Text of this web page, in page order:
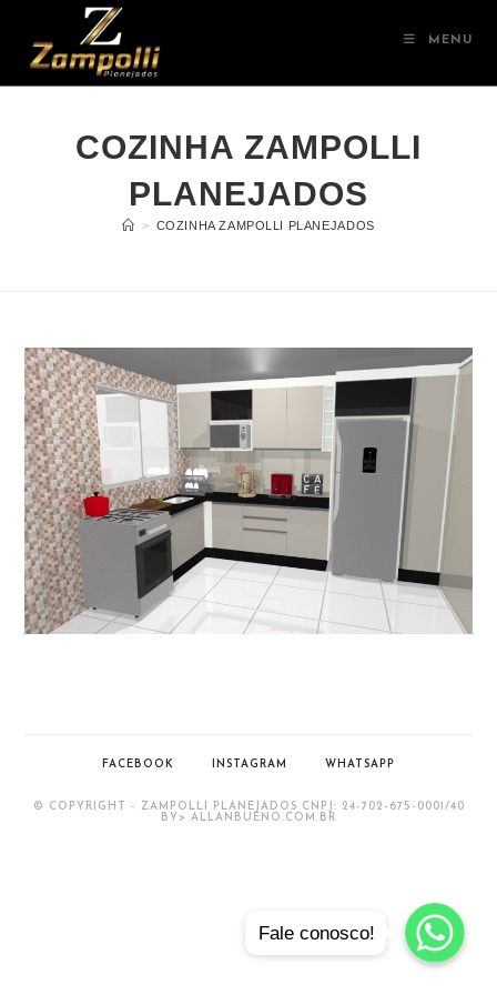
MENU
COZINHA ZAMPOLLI
PLANEJADOS
> COZINHA ZAMPOLLI PLANEJADOS
FACEBOOK INSTAGRAM WHATSAPP
© COPYRIGHT - ZAMPOLLI PLANEJADOS CNPJ: 24-702-675-0001/40
BY> ALLANBUENO.COM.BR
Whatsapp
Whatsapp
Whatsapp
Fale conosco!